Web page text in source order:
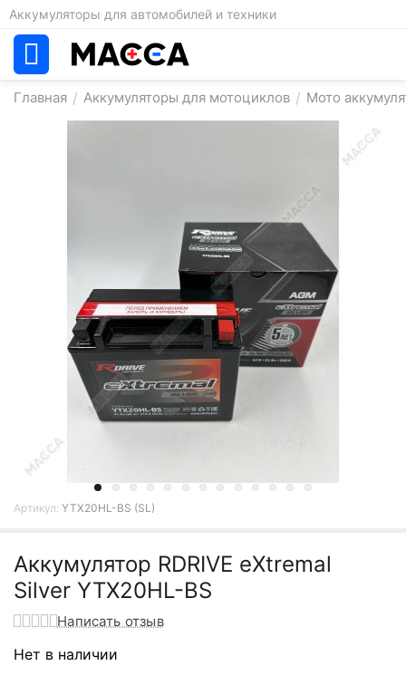
Аккумуляторы для автомобилей и техники
Главная / Аккумуляторы для мотоциклов / Мото
Артикул: YTX20HL-BS (SL)
Аккумулятор RDRIVE eXtremal
Silver YTX20HL-BS
Написать отзыв
Нет в наличии